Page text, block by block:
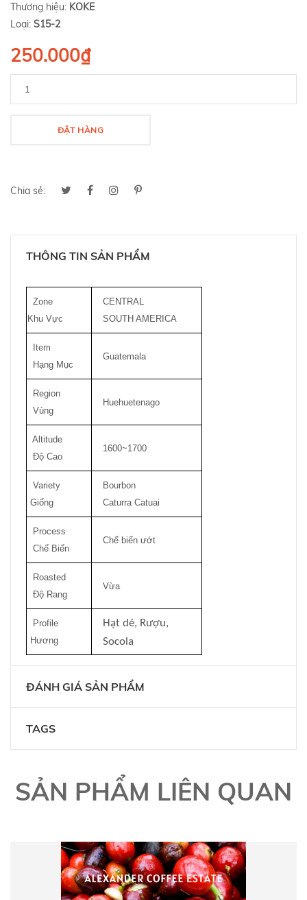
Thương hiệu: KOKE
Loại: S15-2
250.000₫
ĐẶT HÀNG
Chia sẻ:
THÔNG TIN SẢN PHẨM
Zone
Khu Vực
CENTRAL
SOUTH AMERICA
Item
Hạng Mục
Guatemala
Region
Vùng
Huehuetenago
Altitude
Độ Cao
1600~1700
Variety
Giống
Bourbon
Caturra Catuai
Process
Chế Biến
Chế biến ướt
Roasted
Độ Rang
Vừa
Profile
Hương
Hạt dẻ, Rượu,
Socola
ĐÁNH GIÁ SẢN PHẨM
TAGS
SẢN PHẨM LIÊN QUAN